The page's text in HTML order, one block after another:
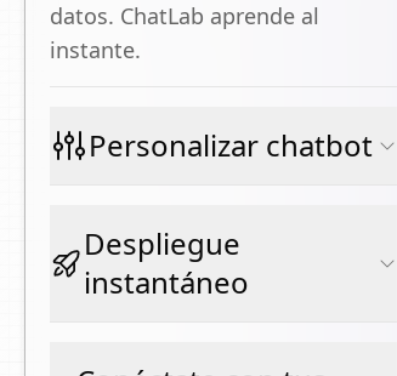
datos. ChatLab aprende al
instante.
Personalizar chatbot
Despliegue
instantáneo